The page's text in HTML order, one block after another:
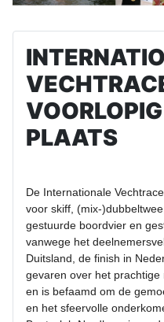
PLAATS
De Internationale
voor skiff, (mix-
gestuurde boordvier en
vanwege het
Duitsland, de finish in
gevaren over het
en is befaamd om de
en het sfeervolle